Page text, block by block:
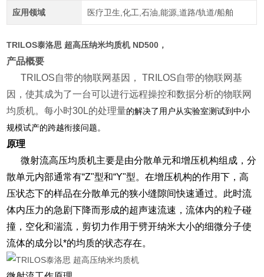
应用领域 医疗卫生,化工,石油,能源,道路/轨道/船舶
TRILOS泰洛思 超高压纳米均质机ND500，
产品概要
TRILOS自带的物联网基因， TRILOS自带的物联网基
因，使其成为了一台可以进行远程操控和数据分析的物联网
均质机。每小时30L的处理量的解决了用户从实验室测试到中小
规模试产的跨越衔接问题。
原理
微射流高压均质机主要是由分散单元和增压机构组成，分
散单元内部通常有“Z"型和“Y"型。在增压机构的作用下，高
压状态下的样品在分散单元的狭小缝隙间快速通过。此时流
体内压力的急剧下降而形成的超声速流速，流体内的粒子碰
撞，空化和湍流，剪切力作用于劈开纳米大小的细微分子使
流体的成分以*的均质的状态存在。